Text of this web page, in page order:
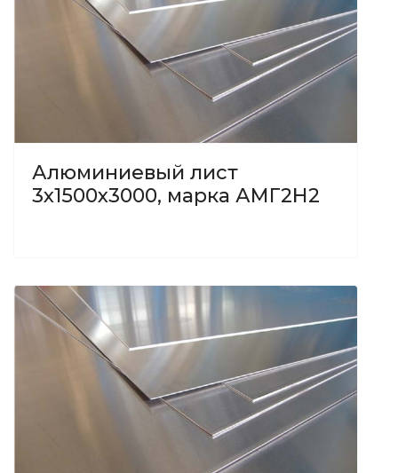
Алюминиевый лист
3х1500х3000, марка АМГ2Н2